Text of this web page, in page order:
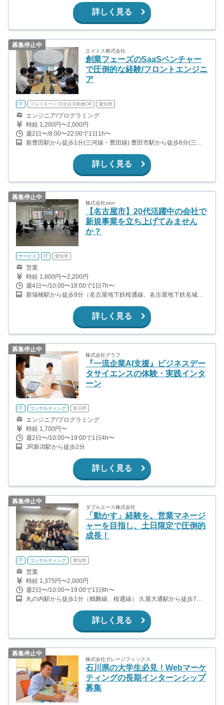
詳しく見る
募集停止中
エイトス株式会社
創業フェーズのSaaSベンチャー
で圧倒的な経験/フロントエンジニ
ア
IT フルリモート/完全在宅勤務OK 愛知県
エンジニア/プログラミング
時給 1,200円〜2,000円
週2日〜/8:00〜22:00で1日1h〜
新豊田駅から徒歩1分(三河線・豊田線) 豊田市駅から徒歩6分(三河
詳しく見る
募集停止中
株式会社zion
【名古屋市】20代活躍中の会社で
新規事業を立ち上げてみません
か？
サービス IT 愛知県
営業
時給 1,800円〜2,200円
週4日〜/10:00〜18:00で1日7h〜
新瑞橋駅から徒歩9分（名古屋地下鉄桜通線、名古屋地下鉄名城
詳しく見る
募集停止中
株式会社グラフ
『一流企業AI支援』ビジネスデー
タサイエンスの体験・実践インタ
ーン
IT コンサルティング 新潟県
エンジニア/プログラミング
時給 1,700円〜
週2日〜/10:00〜19:00で1日4h〜
JR新潟駅から徒歩2分
詳しく見る
募集停止中
ダブルエース株式会社
「動かす」経験を。営業マネージ
ャーを目指し、土日限定で圧倒的
成長！
IT コンサルティング 愛知県
営業
時給 1,375円〜2,000円
週2日〜/10:00〜19:00で1日8h〜
丸の内駅から徒歩1分（鶴舞線、桜通線） 久屋大通駅から徒歩7分
から徒歩15分（東山線、名城線）
詳しく見る
募集停止中
株式会社ガレージフィックス
石川県の大学生必見！Webマーケ
ティングの長期インターンシップ
募集